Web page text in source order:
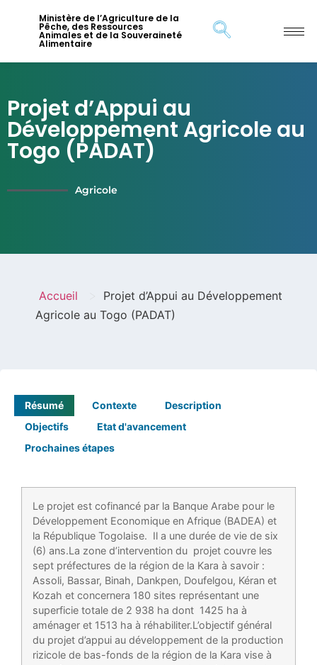
Ministère de l’Agriculture de la
Pêche, des Ressources
Animales et de la Souveraineté
Alimentaire
Projet d’Appui au
Développement Agricole au
Togo (PADAT)
Agricole
Accueil
Projet d’Appui au Développement
Agricole au Togo (PADAT)
Résumé Contexte
Description
Objectifs
Etat d'avancement
Prochaines étapes
Le projet est cofinancé par la Banque Arabe pour le
Développement Economique en Afrique (BADEA) et
la République Togolaise. Il a une durée de vie de six
(6) ans.La zone d’intervention du projet couvre les
sept préfectures de la région de la Kara à savoir :
Assoli, Bassar, Binah, Dankpen, Doufelgou, Kéran et
Kozah et concernera 180 sites représentant une
superficie totale de 2 938 ha dont 1425 ha à
aménager et 1513 ha à réhabiliter.L’objectif général
du projet d’appui au développement de la production
rizicole de bas-fonds de la région de la Kara vise à